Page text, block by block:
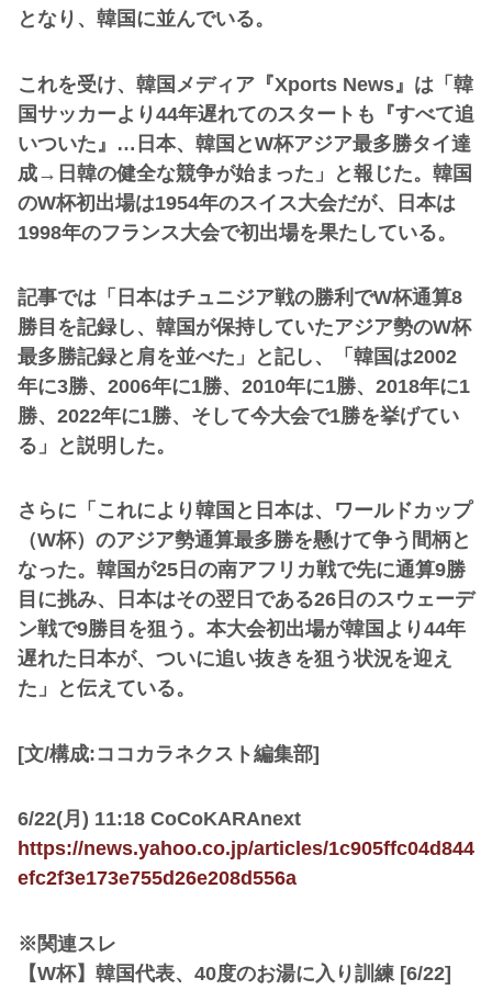
となり、韓国に並んでいる。
これを受け、韓国メディア『Xports News』は「韓
国サッカーより44年遅れてのスタートも『すべて追
いついた』…日本、韓国とW杯アジア最多勝タイ達
成→日韓の健全な競争が始まった」と報じた。韓国
のW杯初出場は1954年のスイス大会だが、日本は
1998年のフランス大会で初出場を果たしている。
記事では「日本はチュニジア戦の勝利でW杯通算8
勝目を記録し、韓国が保持していたアジア勢のW杯
最多勝記録と肩を並べた」と記し、「韓国は2002
年に3勝、2006年に1勝、2010年に1勝、2018年に1
勝、2022年に1勝、そして今大会で1勝を挙げてい
る」と説明した。
さらに「これにより韓国と日本は、ワールドカップ
（W杯）のアジア勢通算最多勝を懸けて争う間柄と
なった。韓国が25日の南アフリカ戦で先に通算9勝
目に挑み、日本はその翌日である26日のスウェーデ
ン戦で9勝目を狙う。本大会初出場が韓国より44年
遅れた日本が、ついに追い抜きを狙う状況を迎え
た」と伝えている。
[文/構成:ココカラネクスト編集部]
6/22(月) 11:18 CoCoKARAnext
https://news.yahoo.co.jp/articles/1c905ffc04d844
efc2f3e173e755d26e208d556a
※関連スレ
【W杯】韓国代表、40度のお湯に入り訓練 [6/22]